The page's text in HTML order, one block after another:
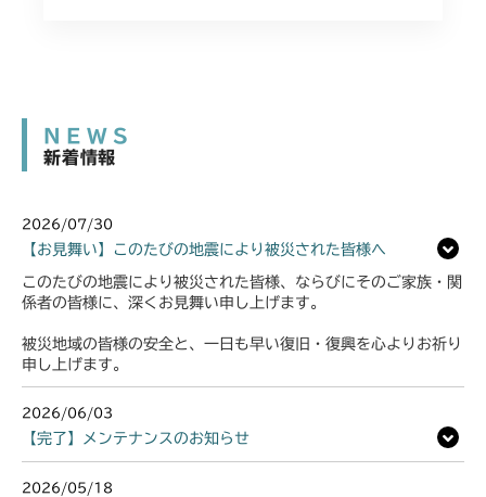
NEWS
新着情報
2026/07/30
【お見舞い】このたびの地震により被災された皆様へ
このたびの地震により被災された皆様、ならびにそのご家族・関
係者の皆様に、深くお見舞い申し上げます。
被災地域の皆様の安全と、一日も早い復旧・復興を心よりお祈り
申し上げます。
2026/06/03
【完了】メンテナンスのお知らせ
2026/05/18